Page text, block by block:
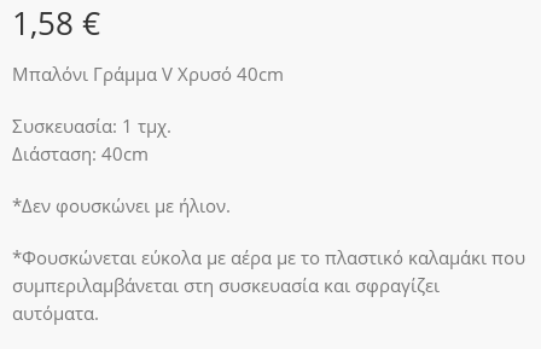
1,58 €
Μπαλόνι Γράμμα V Χρυσό 40cm
Συσκευασία: 1 τμχ.
Διάσταση: 40cm
*Δεν φουσκώνει με ήλιον.
*Φουσκώνεται εύκολα με αέρα με το πλαστικό καλαμάκι που
συμπεριλαμβάνεται στη συσκευασία και σφραγίζει
αυτόματα.